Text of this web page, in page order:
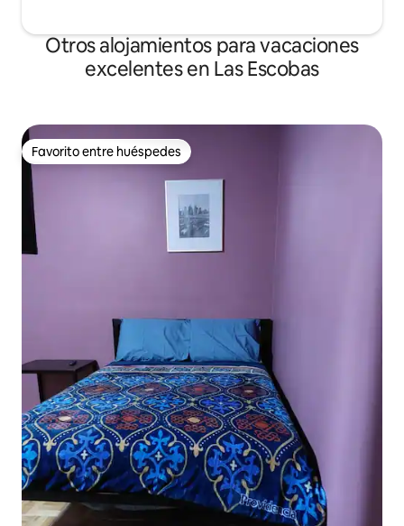
Otros alojamientos para vacaciones
excelentes en Las Escobas
Favorito entre huéspedes
Favorito entre huéspedes